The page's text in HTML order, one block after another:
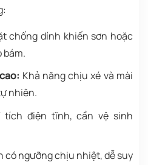
chống dính khiến sơn hoặc
bám.
Khả năng chịu xé và mài
nhiên.
tích điện tĩnh, cần vệ sinh
có ngưỡng chịu nhiệt, dễ suy